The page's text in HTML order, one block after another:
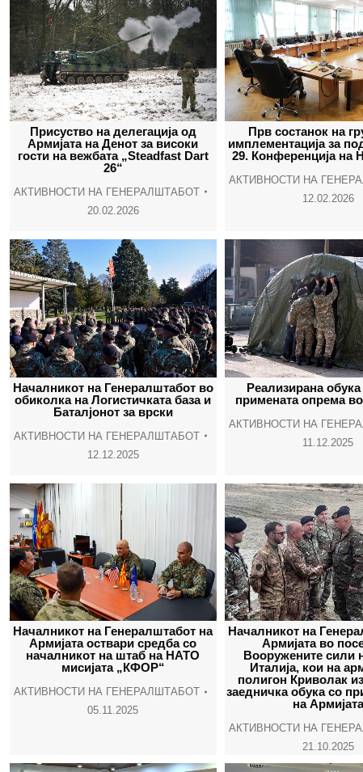
Присуство на делегација од
Армијата на Денот за високи
гости на вежбата „Steadfast Dart
26“
АКТИВНОСТИ НА ГЕНЕРАЛШТАБОТ
20.02.2026
Прв состанок на
имплементација за
29. Конференција на
АКТИВНОСТИ НА
12.02.2026
Началникот на Генералштабот во
обиколка на Логистичката база и
Баталјонот за врски
АКТИВНОСТИ НА ГЕНЕРАЛШТАБОТ
12.12.2025
Реализирана
примената опрема
АКТИВНОСТИ НА
11.12.2025
Началникот на Генералштабот на
Армијата оствари средба со
началникот на штаб на НАТО
мисијата „КФОР“
АКТИВНОСТИ НА ГЕНЕРАЛШТАБОТ
05.11.2025
Началникот на
Армијата во
Вооружените сили
Италија, кои на
полигон Криволак
заедничка обука со
на Армијата
АКТИВНОСТИ НА
21.10.2025